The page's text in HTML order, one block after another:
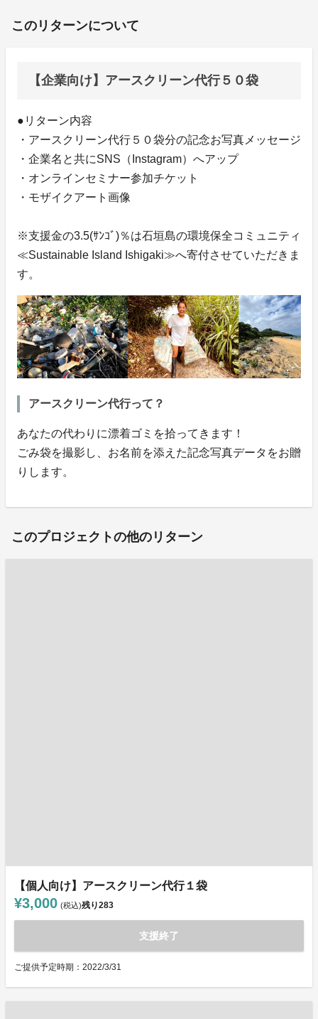
このリターンについて
【企業向け】アースクリーン代行５０袋
●リターン内容
・アースクリーン代行５０袋分の記念お写真メッセージ
・企業名と共にSNS（Instagram）へアップ
・オンラインセミナー参加チケット
・モザイクアート画像
※支援金の3.5(ｻﾝｺﾞ)％は石垣島の環境保全コミュニティ
≪Sustainable Island Ishigaki≫へ寄付させていただきま
す。
アースクリーン代行って？
あなたの代わりに漂着ゴミを拾ってきます！
ごみ袋を撮影し、お名前を添えた記念写真データをお贈
りします。
このプロジェクトの他のリターン
【個人向け】アースクリーン代行１袋
¥3,000 (税込)残り283
支援終了
ご提供予定時期：2022/3/31